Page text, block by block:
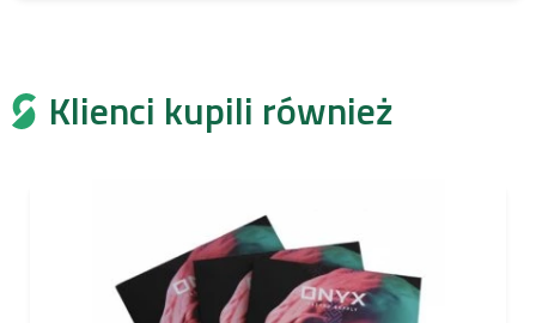
Klienci kupili również